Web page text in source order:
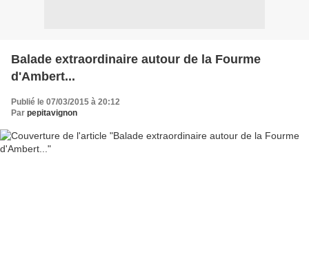
Balade extraordinaire autour de la Fourme
d'Ambert...
Publié le 07/03/2015 à 20:12
Par pepitavignon